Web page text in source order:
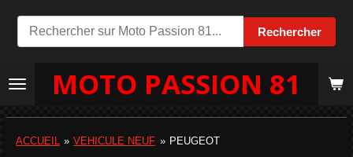
Rechercher
Passer
au
principal
MOTO PASSION 81
ACCUEIL » VEHICULE NEUF » PEUGEOT